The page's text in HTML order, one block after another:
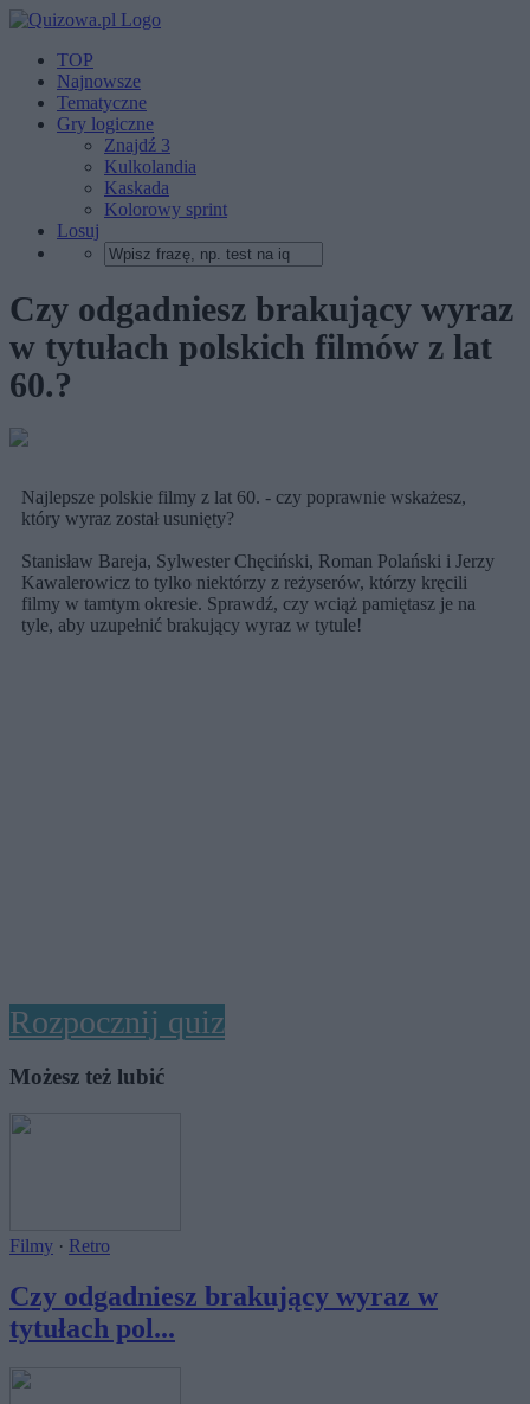
TOP
Najnowsze
Tematyczne
Gry logiczne
Znajdź 3
Kulkolandia
Kaskada
Kolorowy sprint
Losuj
Czy odgadniesz brakujący wyraz
w tytułach polskich filmów z lat
60.?
Najlepsze polskie filmy z lat 60. - czy poprawnie wskażesz,
który wyraz został usunięty?
Stanisław Bareja, Sylwester Chęciński, Roman Polański i Jerzy
Kawalerowicz to tylko niektórzy z reżyserów, którzy kręcili
filmy w tamtym okresie. Sprawdź, czy wciąż pamiętasz je na
tyle, aby uzupełnić brakujący wyraz w tytule!
Rozpocznij quiz
Możesz też lubić
Filmy · Retro
Czy odgadniesz brakujący wyraz w
tytułach pol...